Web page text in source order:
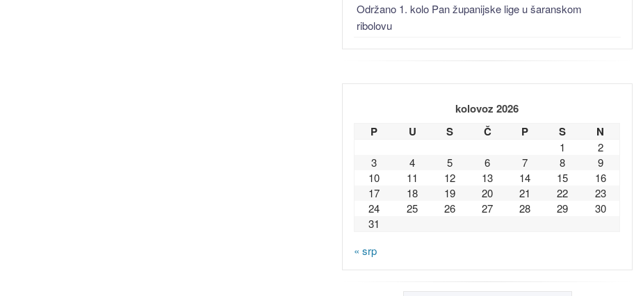
Održano 1. kolo Pan županijske lige u šaranskom
ribolovu
kolovoz 2026
P
U S Č P S N
1
2
3
4 5 6 7 8
9
10
11 12 13 14 15
16
17
18 19 20 21 22
23
24
25 26 27 28 29
30
31
« srp